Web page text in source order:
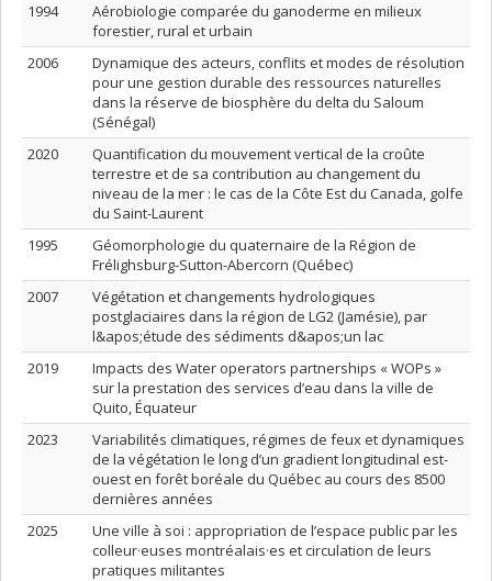
1994
Aérobiologie comparée du ganoderme en milieux
forestier, rural et urbain
2006
Dynamique des acteurs, conflits et modes de résolution
pour une gestion durable des ressources naturelles
dans la réserve de biosphère du delta du Saloum
(Sénégal)
2020
Quantification du mouvement vertical de la croûte
terrestre et de sa contribution au changement du
niveau de la mer : le cas de la Côte Est du Canada, golfe
du Saint-Laurent
1995
Géomorphologie du quaternaire de la Région de
Frélighsburg-Sutton-Abercorn (Québec)
2007
Végétation et changements hydrologiques
postglaciaires dans la région de LG2 (Jamésie), par
l&apos;étude des sédiments d&apos;un lac
2019
Impacts des Water operators partnerships « WOPs »
sur la prestation des services d’eau dans la ville de
Quito, Équateur
2023
Variabilités climatiques, régimes de feux et dynamiques
de la végétation le long d’un gradient longitudinal est-
ouest en forêt boréale du Québec au cours des 8500
dernières années
2025
Une ville à soi : appropriation de l’espace public par les
colleur·euses montréalais·es et circulation de leurs
pratiques militantes